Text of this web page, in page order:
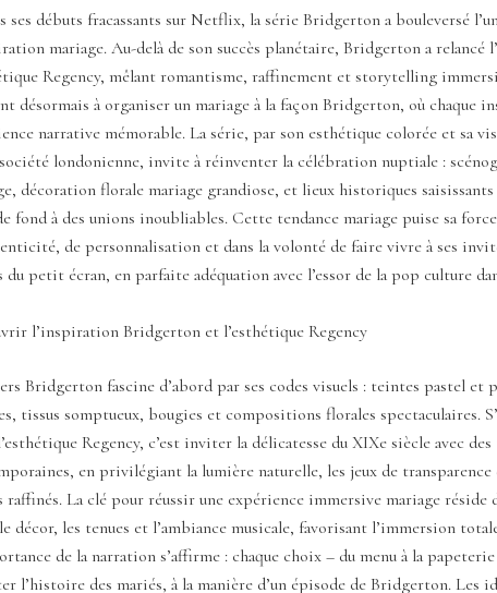
ses débuts fracassants sur Netflix, la série Bridgerton a bouleversé
mariage. Au-delà de son succès planétaire, Bridgerton a relancé
Regency, mêlant romantisme, raffinement et storytelling
désormais à organiser un mariage à la façon Bridgerton, où chaque
narrative mémorable. La série, par son esthétique colorée et sa
londonienne, invite à réinventer la célébration nuptiale :
décoration florale mariage grandiose, et lieux historiques
fond à des unions inoubliables. Cette tendance mariage puise sa
de personnalisation et dans la volonté de faire vivre à ses
du petit écran, en parfaite adéquation avec l’essor de la pop culture
l’inspiration Bridgerton et l’esthétique Regency
Bridgerton fascine d’abord par ses codes visuels : teintes pastel et
tissus somptueux, bougies et compositions florales spectaculaires.
Regency, c’est inviter la délicatesse du XIXe siècle avec des
en privilégiant la lumière naturelle, les jeux de
raffinés. La clé pour réussir une expérience immersive mariage réside
décor, les tenues et l’ambiance musicale, favorisant l’immersion
de la narration s’affirme : chaque choix – du menu à la
l’histoire des mariés, à la manière d’un épisode de Bridgerton. Les